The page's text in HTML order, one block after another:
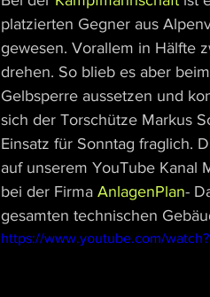
platzierten Gegner aus
gewesen. Vorallem in Hälfte
drehen. So blieb es aber
Gelbsperre aussetzen und
sich der Torschütze Markus
Einsatz für Sonntag fraglich.
auf unserem YouTube Kanal
bei der Firma AnlagenPlan-
gesamten technischen
https://www.youtube.com/